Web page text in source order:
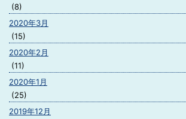
(8)
2020年3月
(15)
2020年2月
(11)
2020年1月
(25)
2019年12月